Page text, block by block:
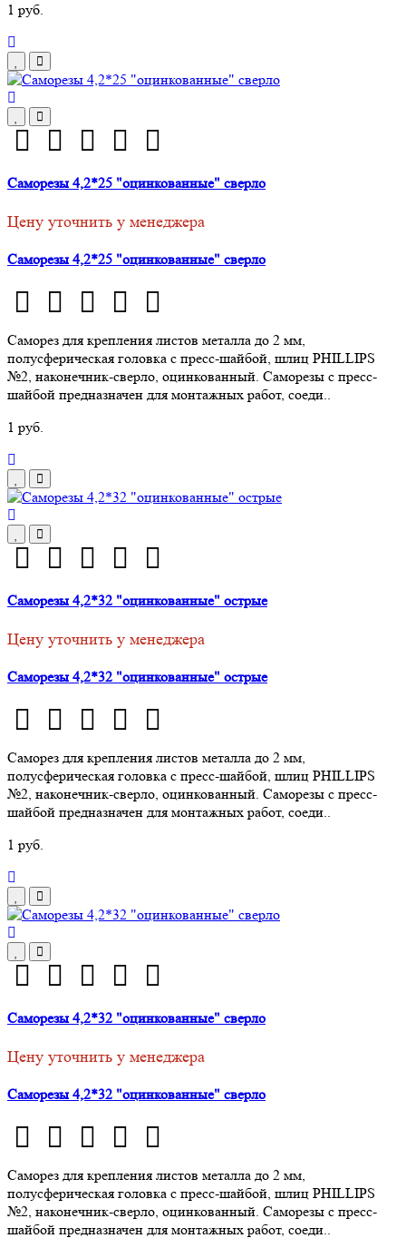
1 руб.
Саморезы 4,2*25 "оцинкованные" сверло
Цену уточнить у менеджера
Саморезы 4,2*25 "оцинкованные" сверло
Саморез для крепления листов металла до 2 мм,
полусферическая головка с пресс-шайбой, шлиц PHILLIPS
№2, наконечник-сверло, оцинкованный. Саморезы с пресс-
шайбой предназначен для монтажных работ, соеди..
1 руб.
Саморезы 4,2*32 "оцинкованные" острые
Цену уточнить у менеджера
Саморезы 4,2*32 "оцинкованные" острые
Саморез для крепления листов металла до 2 мм,
полусферическая головка с пресс-шайбой, шлиц PHILLIPS
№2, наконечник-сверло, оцинкованный. Саморезы с пресс-
шайбой предназначен для монтажных работ, соеди..
1 руб.
Саморезы 4,2*32 "оцинкованные" сверло
Цену уточнить у менеджера
Саморезы 4,2*32 "оцинкованные" сверло
Саморез для крепления листов металла до 2 мм,
полусферическая головка с пресс-шайбой, шлиц PHILLIPS
№2, наконечник-сверло, оцинкованный. Саморезы с пресс-
шайбой предназначен для монтажных работ, соеди..